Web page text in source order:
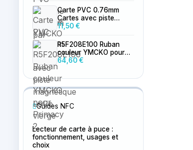
Carte PVC 0.76mm
Cartes avec piste
magnétique LoCo
vierge
11,50 €
R5F208E100 Ruban
couleur YMCKO pour
Primacy 2
64,60 €
Guides NFC
Lecteur de carte à puce :
fonctionnement, usages et
choix